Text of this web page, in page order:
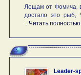
Лещам от Фомича,
достало это рыб,
Читать полностью
Leader-